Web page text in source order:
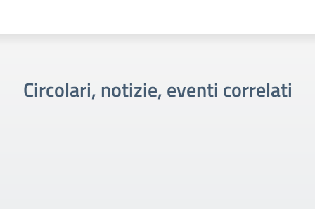
Circolari, notizie, eventi correlati